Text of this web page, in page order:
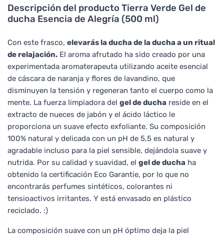
Descripción del producto Tierra Verde Gel de
ducha Esencia de Alegría (500 ml)
Con este frasco, elevarás la ducha de la ducha a un ritual
de relajación. El aroma afrutado ha sido creado por una
experimentada aromaterapeuta utilizando aceite esencial
de cáscara de naranja y flores de lavandino, que
disminuyen la tensión y regeneran tanto el cuerpo como la
mente. La fuerza limpiadora del gel de ducha reside en el
extracto de nueces de jabón y el ácido láctico le
proporciona un suave efecto exfoliante. Su composición
100% natural y delicada con un pH de 5,5 es natural y
agradable incluso para la piel sensible, dejándola suave y
nutrida. Por su calidad y suavidad, el gel de ducha ha
obtenido la certificación Eco Garantie, por lo que no
encontrarás perfumes sintéticos, colorantes ni
tensioactivos irritantes. Y está envasado en plástico
reciclado. :)
La composición suave con un pH óptimo deja la piel